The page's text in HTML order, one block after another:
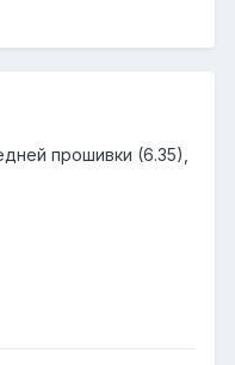
прошивки (6.35),